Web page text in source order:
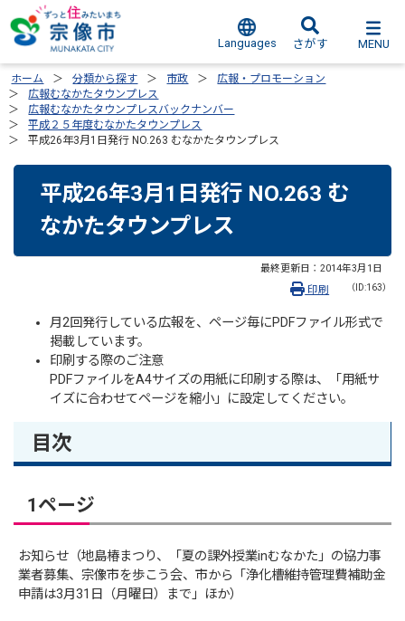
Languages さがす MENU
ホーム 分類から探す 市政
広報・プロモーション
広報むなかたタウンプレス
広報むなかたタウンプレスバックナンバー
平成２５年度むなかたタウンプレス
平成26年3月1日発行 NO.263 むなかたタウンプレス
平成26年3月1日発行 NO.263 む
なかたタウンプレス
最終更新日： 2014年3月1日
（ID:163）
印刷
月2回発行している広報を、ページ毎にPDFファイル形式で
掲載しています。
印刷する際のご注意
PDFファイルをA4サイズの用紙に印刷する際は、「用紙サ
イズに合わせてページを縮小」に設定してください。
目次
1ページ
お知らせ（地島椿まつり、「夏の課外授業inむなかた」の協力事
業者募集、宗像市を歩こう会、市から「浄化槽維持管理費補助金
申請は3月31日（月曜日）まで」ほか）